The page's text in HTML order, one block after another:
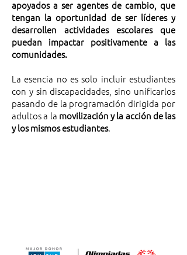
apoyados a ser agentes de cambio, que
tengan la oportunidad de ser líderes y
desarrollen actividades escolares que
puedan impactar positivamente a las
comunidades.
La esencia no es solo incluir estudiantes
con y sin discapacidades, sino unificarlos
pasando de la programación dirigida por
adultos a la movilización y la acción de las
y los mismos estudiantes.